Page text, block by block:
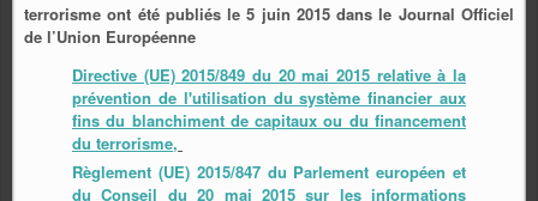
terrorisme ont été publiés le 5 juin 2015 dans le Journal Officiel
de l’Union Européenne
Directive (UE) 2015/849 du 20 mai 2015 relative à la
prévention de l'utilisation du système financier aux
fins du blanchiment de capitaux ou du financement
du terrorisme,
Règlement (UE) 2015/847 du Parlement européen et
du Conseil du 20 mai 2015 sur les informations